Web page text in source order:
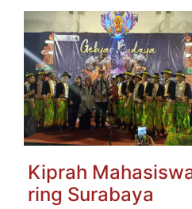
Kiprah
ring Surabaya